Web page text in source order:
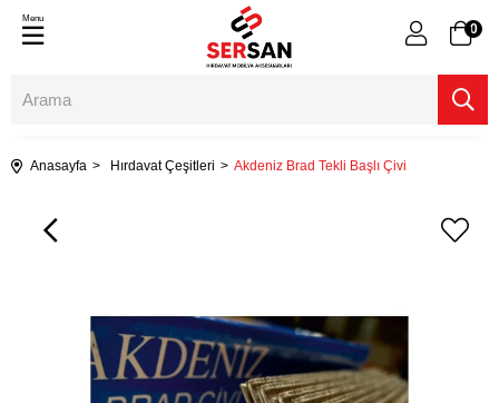
0
Menu
Anasayfa Hırdavat Çeşitleri Akdeniz Brad Tekli Başlı Çivi